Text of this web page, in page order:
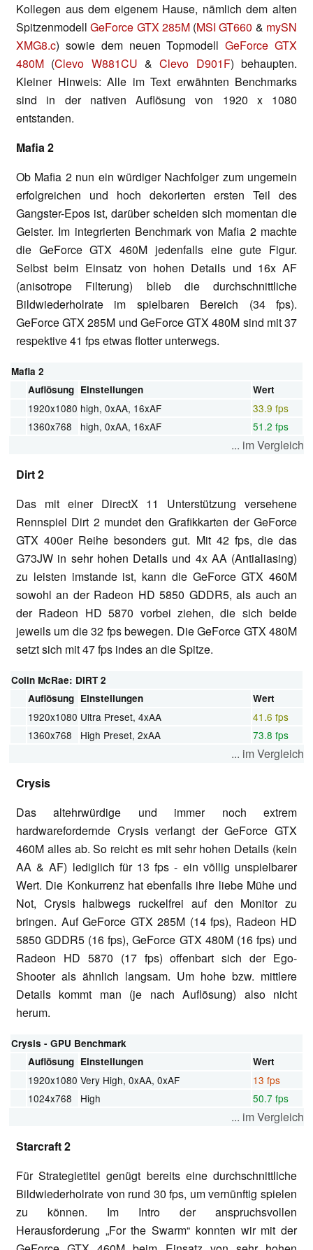
Kollegen aus dem eigenem Hause, nämlich dem alten
SpitzenmodellGeForce GTX 285M(MSI GT660 & mySN
XMG8.c) sowie dem neuen TopmodellGeForce GTX
480M (Clevo W881CU &Clevo D901F) behaupten.
Kleiner Hinweis: Alle im Text erwähnten Benchmarks
sind in der nativen Auflösung von 1920 x 1080
entstanden.
Mafia 2
Ob Mafia 2 nun ein würdiger Nachfolger zum ungemein
erfolgreichen und hoch dekorierten ersten Teil des
Gangster-Epos ist, darüber scheiden sich momentan die
Geister. Im integrierten Benchmark von Mafia 2 machte
die GeForce GTX 460M jedenfalls eine gute Figur.
Selbst beim Einsatz von hohen Details und 16x AF
(anisotrope Filterung) blieb die durchschnittliche
Bildwiederholrate im spielbaren Bereich (34 fps).
GeForce GTX 285M und GeForce GTX 480M sind mit 37
respektive 41 fps etwas flotter unterwegs.
Mafia 2
Auflösung Einstellungen Wert
1920x1080 high, 0xAA, 16xAF
33.9 fps
1360x768
high, 0xAA, 16xAF 51.2 fps
... im Vergleich
Dirt 2
Das mit einer DirectX 11 Unterstützung versehene
Rennspiel Dirt 2 mundet den Grafikkarten der GeForce
GTX 400er Reihe besonders gut. Mit 42 fps, die das
G73JW in sehr hohen Details und 4x AA (Antialiasing)
zu leisten imstande ist, kann die GeForce GTX 460M
sowohl an der Radeon HD 5850 GDDR5, als auch an
der Radeon HD 5870 vorbei ziehen, die sich beide
jeweils um die 32 fps bewegen. Die GeForce GTX 480M
setzt sich mit 47 fps indes an die Spitze.
Colin McRae: DIRT 2
Auflösung Einstellungen Wert
1920x1080 Ultra Preset, 4xAA
41.6 fps
1360x768
High Preset, 2xAA 73.8 fps
... im Vergleich
Crysis
Das altehrwürdige und immer noch extrem
hardwarefordernde Crysis verlangt der GeForce GTX
460M alles ab. So reicht es mit sehr hohen Details (kein
AA & AF) lediglich für 13 fps - ein völlig unspielbarer
Wert. Die Konkurrenz hat ebenfalls ihre liebe Mühe und
Not, Crysis halbwegs ruckelfrei auf den Monitor zu
bringen. Auf GeForce GTX 285M (14 fps), Radeon HD
5850 GDDR5 (16 fps), GeForce GTX 480M (16 fps) und
Radeon HD 5870 (17 fps) offenbart sich der Ego-
Shooter als ähnlich langsam. Um hohe bzw. mittlere
Details kommt man (je nach Auflösung) also nicht
herum.
Crysis - GPU Benchmark
Auflösung Einstellungen Wert
1920x1080 Very High, 0xAA, 0xAF
13 fps
1024x768
High 50.7 fps
... im Vergleich
Starcraft 2
Für Strategietitel genügt bereits eine durchschnittliche
Bildwiederholrate von rund 30 fps, um vernünftig spielen
zu können. Im Intro der anspruchsvollen
Herausforderung „For the Swarm“ konnten wir mit der